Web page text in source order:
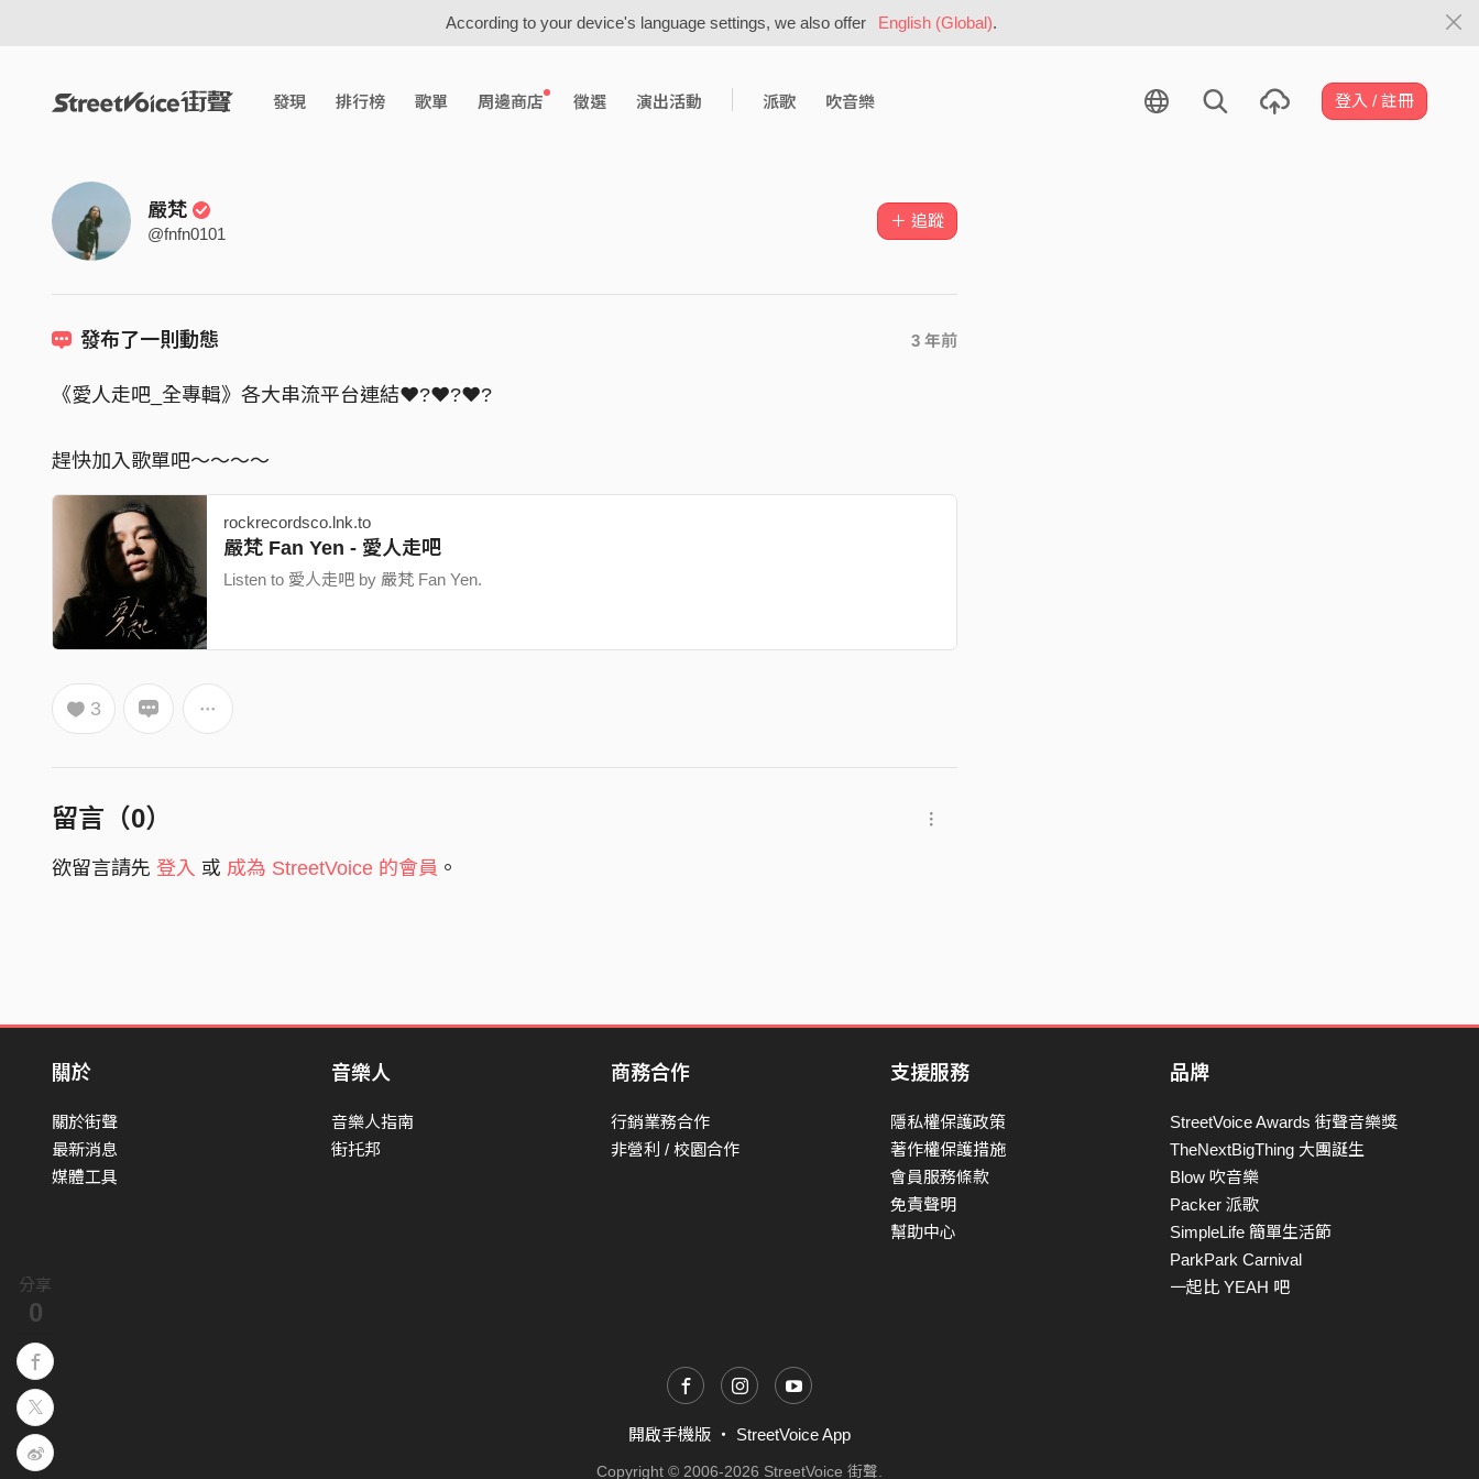
According to your device's language settings, we also offer English (Global).
發現 排行榜 歌單 周邊商店 徵選 演出活動 派歌 吹音樂 登入 / 註冊
分享
0
嚴梵
@fnfn0101
＋ 追蹤
發布了一則動態 3 年前
《愛人走吧_全專輯》各大串流平台連結❤️‍?❤️‍?❤️‍?
趕快加入歌單吧～～～～
rockrecordsco.lnk.to
嚴梵 Fan Yen - 愛人走吧
Listen to 愛人走吧 by 嚴梵 Fan Yen.
3
留言（0）
欲留言請先 登入 或 成為 StreetVoice 的會員 。
關於
關於街聲
最新消息
媒體工具
音樂人
音樂人指南
街托邦
商務合作
行銷業務合作
非營利 / 校園合作
支援服務
隱私權保護政策
著作權保護措施
會員服務條款
免責聲明
幫助中心
品牌
StreetVoice Awards 街聲音樂獎
TheNextBigThing 大團誕生
Blow 吹音樂
Packer 派歌
SimpleLife 簡單生活節
ParkPark Carnival
一起比 YEAH 吧
開啟手機版 ・ StreetVoice App
Copyright © 2006-2026 StreetVoice 街聲.